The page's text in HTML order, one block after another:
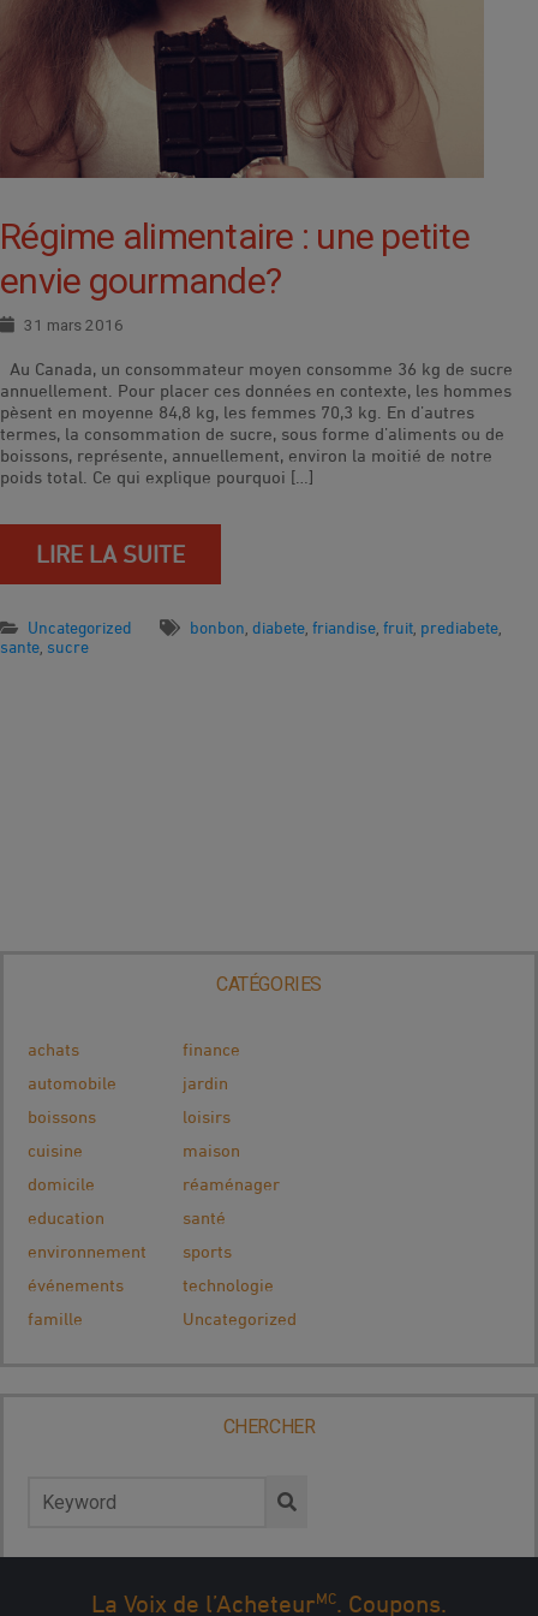
Régime alimentaire : une petite
envie gourmande?
31 mars 2016
Au Canada, un consommateur moyen consomme 36 kg de sucre
annuellement. Pour placer ces données en contexte, les hommes
pèsent en moyenne 84,8 kg, les femmes 70,3 kg. En d’autres
termes, la consommation de sucre, sous forme d’aliments ou de
boissons, représente, annuellement, environ la moitié de notre
poids total. Ce qui explique pourquoi […]
LIRE LA SUITE
Uncategorized bonbon diabete friandise fruit prediabete
sante sucre
CATÉGORIES
achats
automobile
boissons
cuisine
domicile
education
environnement
événements
famille
finance
jardin
loisirs
maison
réaménager
santé
sports
technologie
Uncategorized
CHERCHER
La Voix de l’AcheteurMC. Coupons.